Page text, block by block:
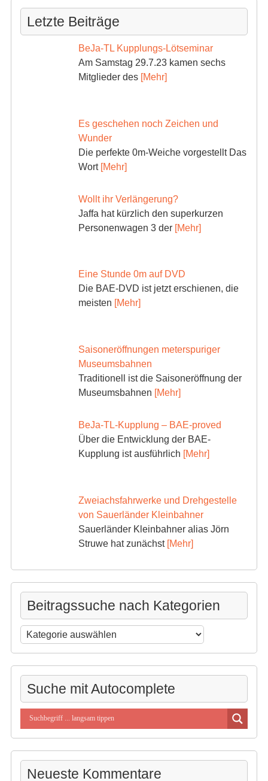
Letzte Beiträge
BeJa-TL Kupplungs-Lötseminar
Am Samstag 29.7.23 kamen sechs
Mitglieder des [Mehr]
Es geschehen noch Zeichen und
Wunder
Die perfekte 0m-Weiche vorgestellt Das
Wort [Mehr]
Wollt ihr Verlängerung?
Jaffa hat kürzlich den superkurzen
Personenwagen 3 der [Mehr]
Eine Stunde 0m auf DVD
Die BAE-DVD ist jetzt erschienen, die
meisten [Mehr]
Saisoneröffnungen meterspuriger
Museumsbahnen
Traditionell ist die Saisoneröffnung der
Museumsbahnen [Mehr]
BeJa-TL-Kupplung – BAE-proved
Über die Entwicklung der BAE-
Kupplung ist ausführlich [Mehr]
Zweiachsfahrwerke und Drehgestelle
von Sauerländer Kleinbahner
Sauerländer Kleinbahner alias Jörn
Struwe hat zunächst [Mehr]
Beitragssuche nach Kategorien
Beitragssuche
nach
Suche mit Autocomplete
Neueste Kommentare